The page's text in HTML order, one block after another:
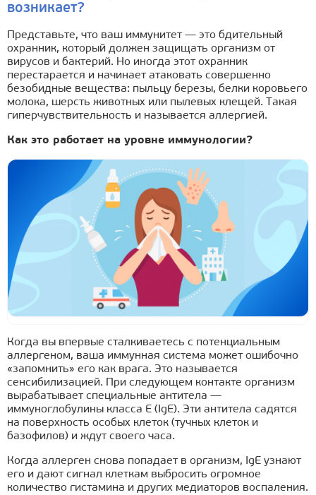
возникает?
Представьте, что ваш иммунитет — это бдительный
охранник, который должен защищать организм от
вирусов и бактерий. Но иногда этот охранник
перестарается и начинает атаковать совершенно
безобидные вещества: пыльцу березы, белки коровьего
молока, шерсть животных или пылевых клещей. Такая
гиперчувствительность и называется аллергией.
Как это работает на уровне иммунологии?
Когда вы впервые сталкиваетесь с потенциальным
аллергеном, ваша иммунная система может ошибочно
«запомнить» его как врага. Это называется
сенсибилизацией. При следующем контакте организм
вырабатывает специальные антитела —
иммуноглобулины класса E (IgE). Эти антитела садятся
на поверхность особых клеток (тучных клеток и
базофилов) и ждут своего часа.
Когда аллерген снова попадает в организм, IgE узнают
его и дают сигнал клеткам выбросить огромное
количество гистамина и других медиаторов воспаления.